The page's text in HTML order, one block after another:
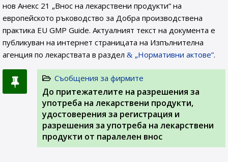
нов Анекс 21 „Внос на лекарствени продукти“ на
европейското ръководство за Добра производствена
практика EU GMP Guide. Актуалният текст на документа е
публикуван на интернет страницата на Изпълнителна
агенция по лекарствата в раздел
„Нормативни актове”.
Съобщения за фирмите
До притежателите на разрешения за
употреба на лекарствени продукти,
удостоверения за регистрация и
разрешения за употреба на лекарствени
продукти от паралелен внос